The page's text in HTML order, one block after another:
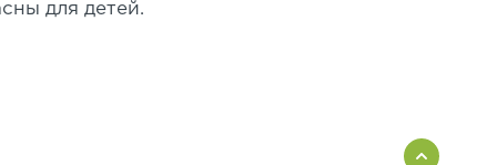
для детей.